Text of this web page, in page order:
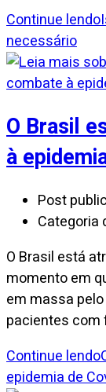
Continue lendo
necessário
O Brasil
à
Post
Categoria
O Brasil está
momento em
em massa
pacientes com
Continue lendo
epidemia de